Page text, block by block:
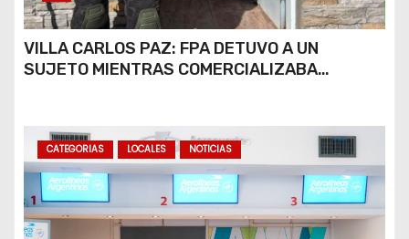
VILLA CARLOS PAZ: FPA DETUVO A UN
SUJETO MIENTRAS COMERCIALIZABA
CATEGORIAS LOCALES NOTICIAS